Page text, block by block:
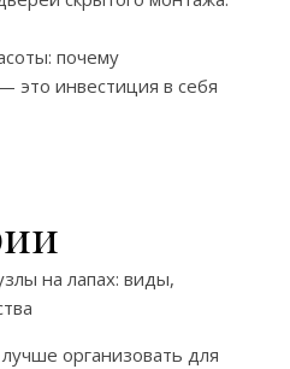
почему
это инвестиция в себя
на лапах: виды,
организовать для